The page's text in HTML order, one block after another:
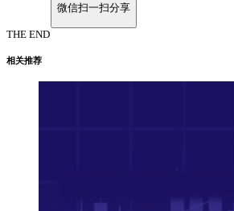
微信扫一扫分享
THE END
相关推荐